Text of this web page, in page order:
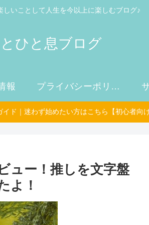
しいことして人生を今以上に楽しむブログ♪
ひと息ブログ
報 プライバシーポリシー
ド｜迷わず始めたい方はこちら【初心者向
ュー！推しを文字盤
よ！